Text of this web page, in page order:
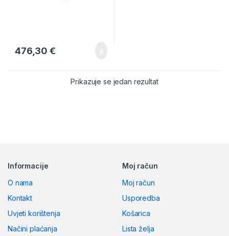
476,30€
Prikazuje se jedan rezultat
Informacije
O nama
Kontakt
Uvjeti korištenja
Načini plaćanja
Moj račun
Moj račun
Usporedba
Košarica
Lista želja